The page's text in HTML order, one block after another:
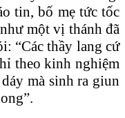
tin, bố mẹ tức tốc
một vị thánh đã
“Các thầy lang cứ
theo kinh nghiệm
mà sinh ra giun